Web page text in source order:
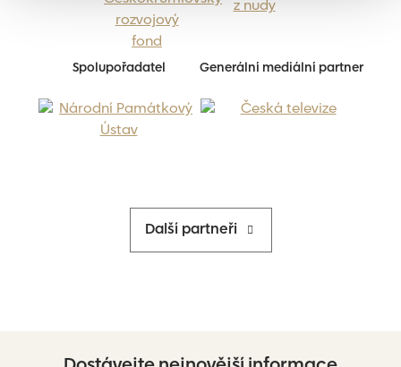
Spolupořadatel Generální mediální partner
Další partneři